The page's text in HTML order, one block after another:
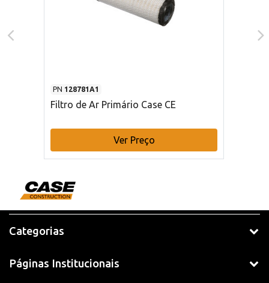
PN 128781A1
Filtro de Ar Primário Case CE
Ver Preço
Categorias
Páginas Institucionais